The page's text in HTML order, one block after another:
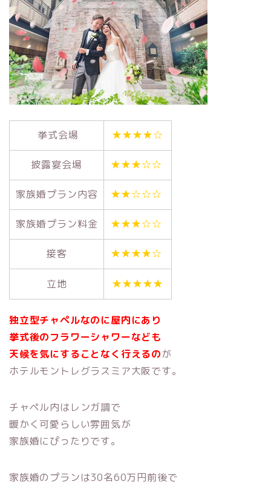
挙式会場 ★★★★☆
披露宴会場 ★★★☆☆
家族婚プラン内容 ★★☆☆☆
家族婚プラン料金 ★★★☆☆
接客 ★★★★☆
立地 ★★★★★
独立型チャペルなのに屋内にあり
挙式後のフラワーシャワーなども
天候を気にすることなく行えるのが
ホテルモントレグラスミア大阪です。
チャペル内はレンガ調で
暖かく可愛らしい雰囲気が
家族婚にぴったりです。
家族婚のプランは30名60万円前後で